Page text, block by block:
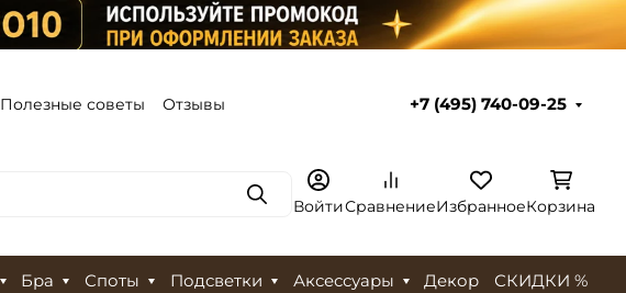
Полезные советы Отзывы +7 (495) 740-09-25
ПоискВойтиСравнениеИзбранноеКорзина
Бра Споты Подсветки Аксессуары Декор СКИДКИ %